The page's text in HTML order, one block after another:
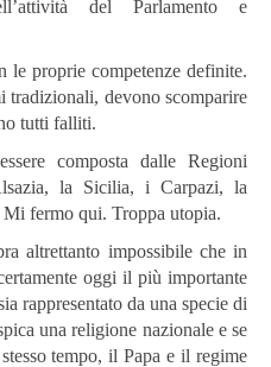
del Parlamento e
le proprie competenze definite.
devono scomparire
tutti falliti.
composta dalle Regioni
la Sicilia, i Carpazi, la
fermo qui. Troppa utopia.
altrettanto impossibile che in
oggi il più importante
rappresentato da una specie di
una religione nazionale e se
tempo, il Papa e il regime